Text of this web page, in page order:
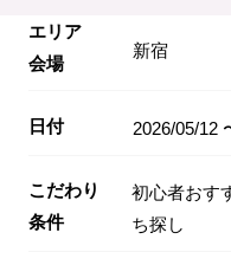
エリア
会場
新宿
日付 2026/05/12
こだわり
条件
初心者おす
ち探し